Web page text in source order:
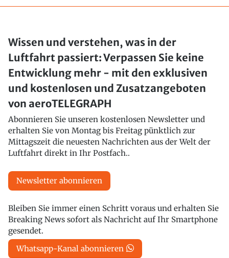
Wissen und verstehen, was in der
Luftfahrt passiert: Verpassen Sie keine
Entwicklung mehr - mit den exklusiven
und kostenlosen und Zusatzangeboten
von aeroTELEGRAPH
Abonnieren Sie unseren kostenlosen Newsletter und
erhalten Sie von Montag bis Freitag pünktlich zur
Mittagszeit die neuesten Nachrichten aus der Welt der
Luftfahrt direkt in Ihr Postfach..
Newsletter abonnieren
Bleiben Sie immer einen Schritt voraus und erhalten Sie
Breaking News sofort als Nachricht auf Ihr Smartphone
gesendet.
Whatsapp-Kanal abonnieren